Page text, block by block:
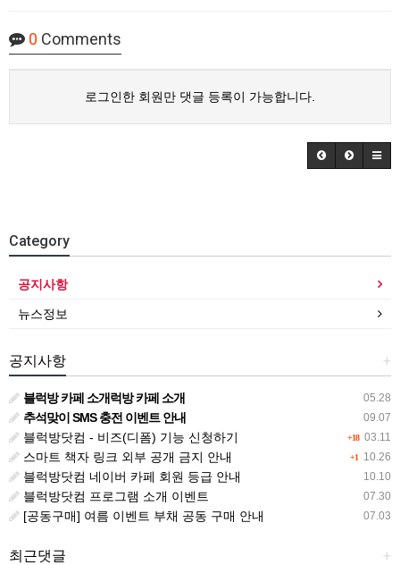
0 Comments
로그인한 회원만 댓글 등록이 가능합니다.
Category
공지사항
뉴스정보
+
공지사항
05.28
블럭방 카페 소개럭방 카페 소개
09.07
추석맞이 SMS 충전 이벤트 안내
+18 03.11
블럭방닷컴 - 비즈(디폼) 기능 신청하기
+1 10.26
스마트 책자 링크 외부 공개 금지 안내
10.10
블럭방닷컴 네이버 카페 회원 등급 안내
07.30
블럭방닷컴 프로그램 소개 이벤트
07.03
[공동구매] 여름 이벤트 부채 공동 구매 안내
+
최근댓글